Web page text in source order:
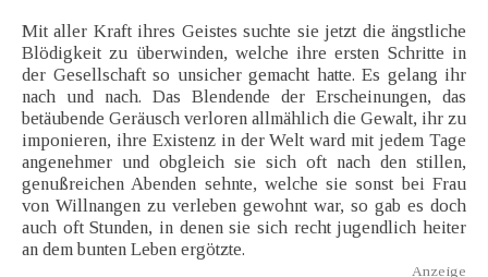
Mit aller Kraft ihres Geistes suchte sie jetzt die ängstliche
Blödigkeit zu überwinden, welche ihre ersten Schritte in
der Gesellschaft so unsicher gemacht hatte. Es gelang ihr
nach und nach. Das Blendende der Erscheinungen, das
betäubende Geräusch verloren allmählich die Gewalt, ihr zu
imponieren, ihre Existenz in der Welt ward mit jedem Tage
angenehmer und obgleich sie sich oft nach den stillen,
genußreichen Abenden sehnte, welche sie sonst bei Frau
von Willnangen zu verleben gewohnt war, so gab es doch
auch oft Stunden, in denen sie sich recht jugendlich heiter
an dem bunten Leben ergötzte.